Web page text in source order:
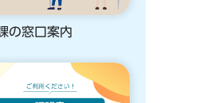
の窓口案内